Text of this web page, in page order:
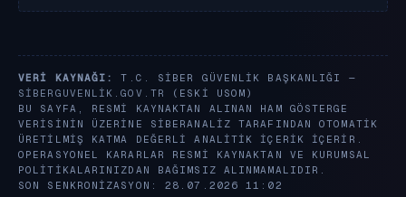
VERI KAYNAĞI:
T.C. SIBER GÜVENLIK BAŞKANLIĞI —
SIBERGUVENLIK.GOV.TR
(ESKI USOM)
BU SAYFA, RESMI KAYNAKTAN ALINAN HAM GÖSTERGE
VERISININ ÜZERINE SIBERANALIZ TARAFINDAN OTOMATIK
ÜRETILMIŞ KATMA DEĞERLI ANALITIK IÇERIK IÇERIR.
OPERASYONEL KARARLAR RESMI KAYNAKTAN VE KURUMSAL
POLITIKALARINIZDAN BAĞIMSIZ ALINMAMALIDIR.
SON SENKRONIZASYON: 28.07.2026 11:02